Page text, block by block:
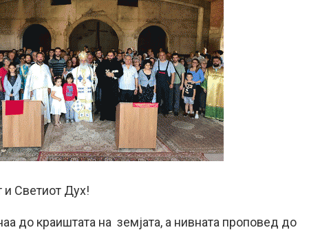
и Светиот Дух!
до краиштата на земјата, а нивната проповед до